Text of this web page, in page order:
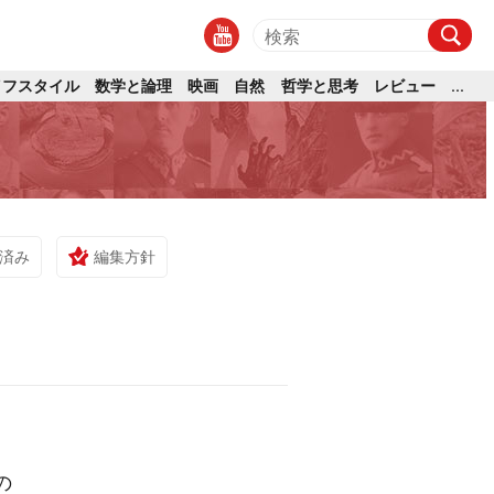
スタイル 数学と論理 映画 自然 哲学と思考 レビュー
...
み 編集方針